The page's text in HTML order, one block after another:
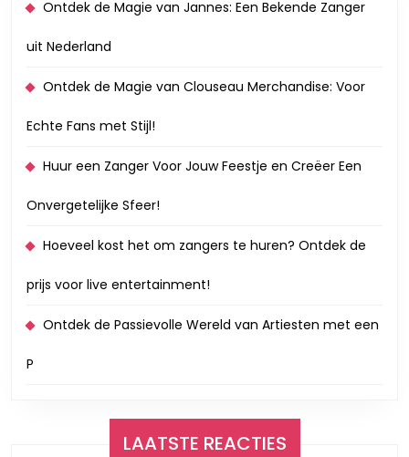
Ontdek de Magie van Jannes: Een Bekende Zanger
uit Nederland
Ontdek de Magie van Clouseau Merchandise: Voor
Echte Fans met Stijl!
Huur een Zanger Voor Jouw Feestje en Creëer Een
Onvergetelijke Sfeer!
Hoeveel kost het om zangers te huren? Ontdek de
prijs voor live entertainment!
Ontdek de Passievolle Wereld van Artiesten met een
P
LAATSTE REACTIES